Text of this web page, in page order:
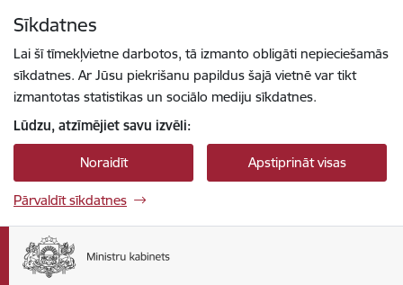
Sīkdatnes
Lai šī tīmekļvietne darbotos, tā izmanto obligāti nepieciešamās
sīkdatnes. Ar Jūsu piekrišanu papildus šajā vietnē var tikt
izmantotas statistikas un sociālo mediju sīkdatnes.
Lūdzu, atzīmējiet savu izvēli:
Noraidīt Apstiprināt visas
Pārvaldīt sīkdatnes